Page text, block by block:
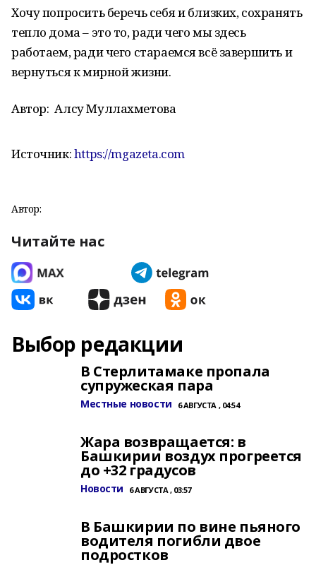
Хочу попросить беречь себя и близких, сохранять
тепло дома – это то, ради чего мы здесь
работаем, ради чего стараемся всё завершить и
вернуться к мирной жизни.
Автор: Алсу Муллахметова
Источник:https://mgazeta.com
Автор:
Читайте нас
Выбор редакции
В Стерлитамаке пропала
супружеская пара
Местные новости 6 АВГУСТА , 04:54
Жара возвращается: в
Башкирии воздух прогреется
до +32 градусов
Новости 6 АВГУСТА , 03:57
В Башкирии по вине пьяного
водителя погибли двое
подростков